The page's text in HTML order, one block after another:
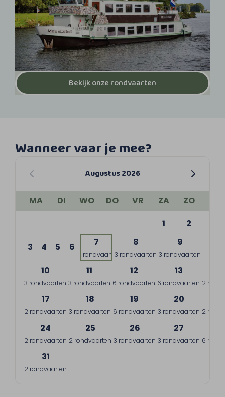
Bekijk onze rondvaarten
Wanneer vaar je mee?
Augustus 2026
MA DI WO DO VR ZA
ZO
1
2
3 4 5 6 7
1 rondvaart
8
3 rondvaarten
9
3 rondvaarten
10
3 rondvaarten
11
3 rondvaarten
12
6 rondvaarten
13
6 rondvaarten 2
17
2 rondvaarten
18
3 rondvaarten
19
6 rondvaarten
20
3 rondvaarten 2
24
2 rondvaarten
25
2 rondvaarten
26
3 rondvaarten
27
3 rondvaarten 6
31
2 rondvaarten